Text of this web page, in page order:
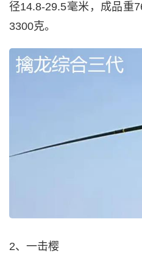
径14.8-29.5毫米，成品重
3300克。
2、一击樱